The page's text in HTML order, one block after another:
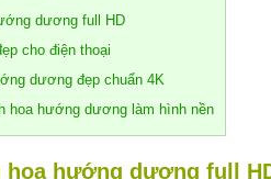
dương full HD
cho điện thoại
dương đẹp chuẩn 4K
hoa hướng dương làm hình nền
hoa hướng dương full